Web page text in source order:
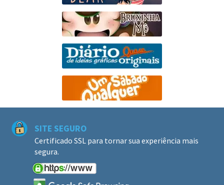
SITE SEGURO
Certificado SSL para tornar sua experiência mais
segura.